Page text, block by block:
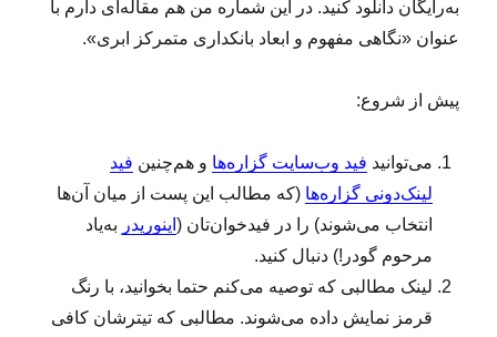
به‌‌رایگان دانلود کنید. در این شماره من هم مقاله‌ای دارم با
عنوان «نگاهی مفهوم و ابعاد بانکداری متمرکز ابری».
پیش از شروع:
می‌توانید فید وب‌سایت گزاره‌ها و هم‌چنین فید
لینک‌دونی گزاره‌ها (که مطالب این پست از میان آن‌ها
انتخاب می‌شوند) را در فیدخوان‌تان ( اینوریدر به‌یاد
مرحوم گودر!) دنبال کنید.
لینک‌ مطالبی که توصیه می‌کنم حتما بخوانید، با رنگ
قرمز نمایش داده می‌شوند. مطالبی که تیترشان کافی